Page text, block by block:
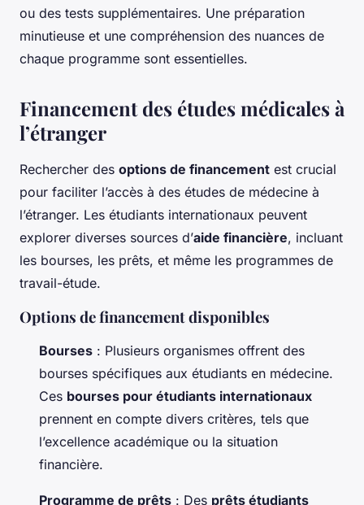
ou des tests supplémentaires. Une préparation
minutieuse et une compréhension des nuances de
chaque programme sont essentielles.
Financement des études médicales à
l’étranger
Rechercher des options de financement est crucial
pour faciliter l’accès à des études de médecine à
l’étranger. Les étudiants internationaux peuvent
explorer diverses sources d’aide financière, incluant
les bourses, les prêts, et même les programmes de
travail-étude.
Options de financement disponibles
Bourses : Plusieurs organismes offrent des
bourses spécifiques aux étudiants en médecine.
Ces bourses pour étudiants internationaux
prennent en compte divers critères, tels que
l’excellence académique ou la situation
financière.
Programme de prêts : Des prêts étudiants